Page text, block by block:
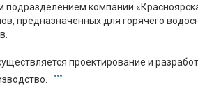
компании
предназначенных для горячего
проектирование и